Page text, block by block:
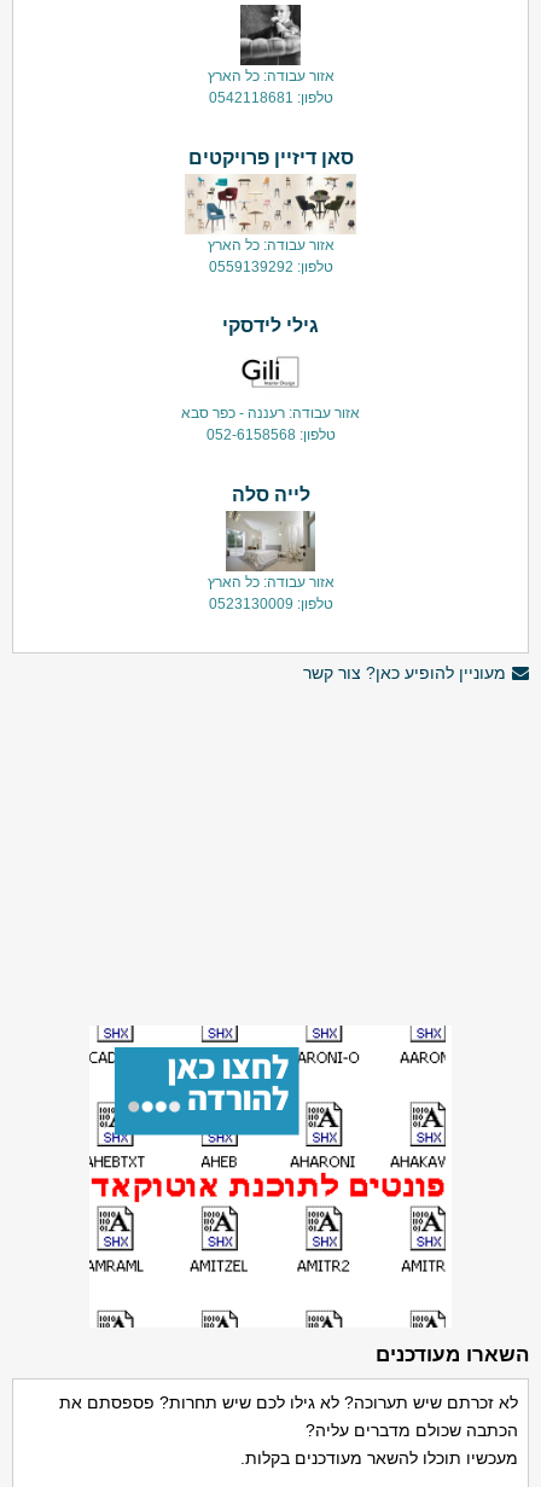
אזור עבודה: כל הארץ
טלפון: 0542118681
סאן דיזיין פרויקטים
אזור עבודה: כל הארץ
טלפון: 0559139292
גילי לידסקי
אזור עבודה: רעננה - כפר סבא
טלפון: 052-6158568
לייה סלה
אזור עבודה: כל הארץ
טלפון: 0523130009
מעוניין להופיע כאן? צור קשר
השארו מעודכנים
לא זכרתם שיש תערוכה? לא גילו לכם שיש תחרות? פספסתם את
הכתבה שכולם מדברים עליה?
מעכשיו תוכלו להשאר מעודכנים בקלות.